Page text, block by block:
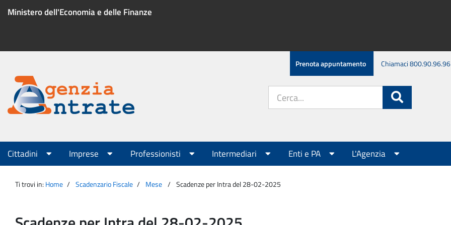
Ministero dell'Economia e delle Finanze
Menu
servizio
Prenota appuntamento Chiamaci 800.90.96.96
Agenzia
Entrate
sito:
Menu
principale
Cittadini Imprese Professionisti Intermediari Enti e PA L'Agenzia
Ti trovi in: Home Scadenzario Fiscale Mese Scadenze per Intra del 28-02-2025